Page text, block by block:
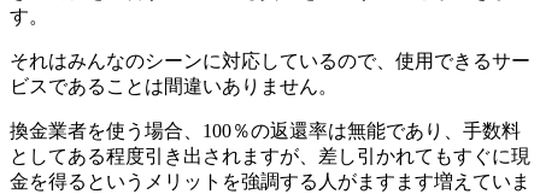
す。
それはみんなのシーンに対応しているので、使用できるサー
ビスであることは間違いありません。
換金業者を使う場合、100％の返還率は無能であり、手数料
としてある程度引き出されますが、差し引かれてもすぐに現
金を得るというメリットを強調する人がますます増えていま